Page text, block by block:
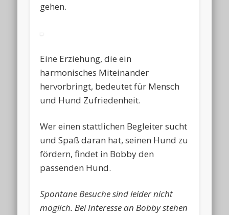
gehen.
Eine Erziehung, die ein
harmonisches Miteinander
hervorbringt, bedeutet für Mensch
und Hund Zufriedenheit.
Wer einen stattlichen Begleiter sucht
und Spaß daran hat, seinen Hund zu
fördern, findet in Bobby den
passenden Hund.
Spontane Besuche sind leider nicht
möglich. Bei Interesse an Bobby stehen